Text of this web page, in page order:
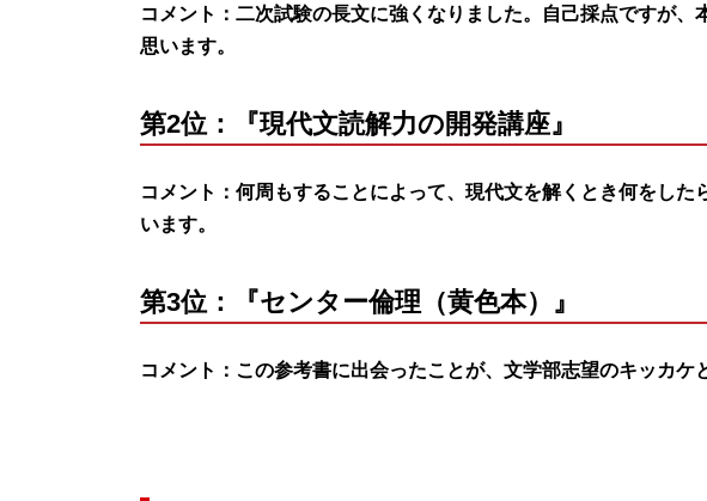
コメント：二次試験の長文に強くなりました。自己採点ですが、
思います。
第2位：『現代文読解力の開発講座』
コメント：何周もすることによって、現代文を解くとき何をし
います。
第3位：『センター倫理（黄色本）』
コメント：この参考書に出会ったことが、文学部志望のキッカケ